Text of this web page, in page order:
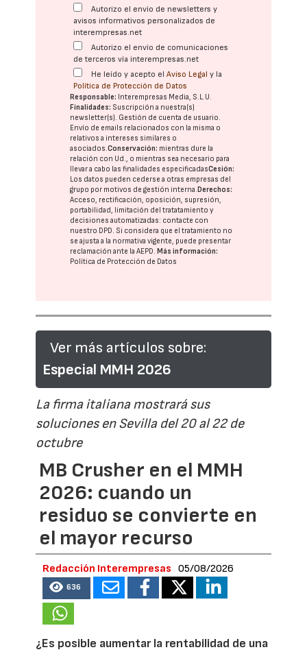
Autorizo el envío de newsletters y
avisos informativos personalizados de
interempresas.net
Autorizo el envío de comunicaciones
de terceros vía interempresas.net
He leído y acepto elAviso Legal y la
Política de Protección de Datos
Responsable: Interempresas Media, S.L.U.
Finalidades: Suscripción a nuestra(s)
newsletter(s). Gestión de cuenta de usuario.
Envío de emails relacionados con la misma o
relativos a intereses similares o
asociados.Conservación: mientras dure la
relación con Ud., o mientras sea necesario para
llevar a cabo las finalidades especificadasCesión:
Los datos pueden cederse a otras empresas del
grupo por motivos de gestión interna.Derechos:
Acceso, rectificación, oposición, supresión,
portabilidad, limitación del tratatamiento y
decisiones automatizadas: contacte con
nuestro DPD . Si considera que el tratamiento no
se ajusta a la normativa vigente, puede presentar
reclamación ante laAEPD .Más información:
Política de Protección de Datos
Ver más artículos sobre:
Especial MMH 2026
La firma italiana mostrará sus
soluciones en Sevilla del 20 al 22 de
octubre
MB Crusher en el MMH
2026: cuando un
residuo se convierte en
el mayor recurso
Redacción Interempresas 05/08/2026
636
¿Es posible aumentar la rentabilidad de una